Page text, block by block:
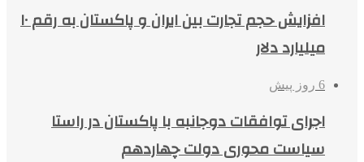
افزایش حجم تجارت بین ایران و پاکستان به رقم ۱۰
میلیارد دلار
6 روز پیش
اجرای توافقات دوجانبه با پاکستان در راستا
سیاست محوری دولت چهاردهم